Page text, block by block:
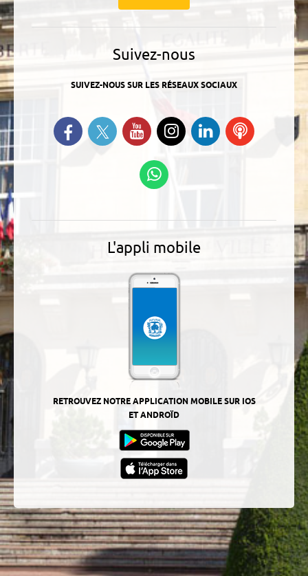
Suivez-nous
SUIVEZ-NOUS SUR LES RÉSEAUX SOCIAUX
Retrouvez-nous sur Facebook
Suivez-nous sur Twitter
Suivez-nous sur YouTube
Suivez-nous sur
Instagram
Retrouvez-
nous sur
Ecoutez
L'appli mobile
RETROUVEZ NOTRE APPLICATION MOBILE SUR IOS
ET ANDROÏD